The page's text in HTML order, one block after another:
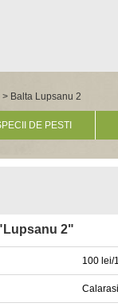
> Balta Lupsanu 2
DE PESTI
2"
100 lei/
Calarasi